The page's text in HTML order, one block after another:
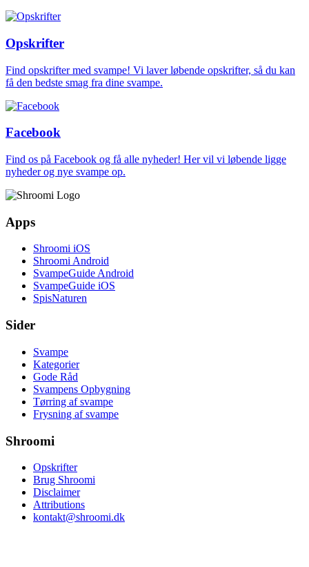
Opskrifter
Find opskrifter med svampe! Vi laver løbende opskrifter, så du kan
få den bedste smag fra dine svampe.
Facebook
Find os på Facebook og få alle nyheder! Her vil vi løbende ligge
nyheder og nye svampe op.
Apps
Shroomi iOS
Shroomi Android
SvampeGuide Android
SvampeGuide iOS
SpisNaturen
Sider
Svampe
Kategorier
Gode Råd
Svampens Opbygning
Tørring af svampe
Frysning af svampe
Shroomi
Opskrifter
Brug Shroomi
Disclaimer
Attributions
kontakt@shroomi.dk